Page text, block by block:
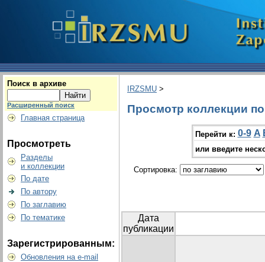
Поиск в архиве
Расширенный поиск
Главная страница
Просмотреть
Разделы
и коллекции
По дате
По автору
По заглавию
По тематике
Зарегистрированным:
Обновления на e-mail
IRZSMU >
Просмотр коллекции
Перейти к: 0-9 A
или введите
Сортировка:
Дата
публикации